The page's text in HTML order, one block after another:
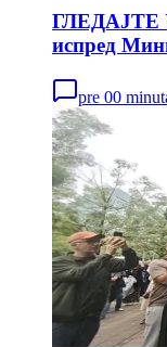
ГЛЕДАЈТЕ
испред
pre 00